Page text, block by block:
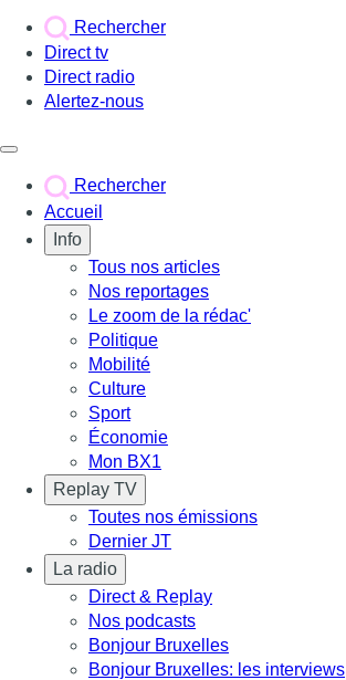
Rechercher
Direct tv
Direct radio
Alertez-nous
Rechercher
Accueil
Info
Tous nos articles
Nos reportages
Le zoom de la rédac'
Politique
Mobilité
Culture
Sport
Économie
Mon BX1
Replay TV
Toutes nos émissions
Dernier JT
La radio
Direct & Replay
Nos podcasts
Bonjour Bruxelles
Bonjour Bruxelles: les interviews